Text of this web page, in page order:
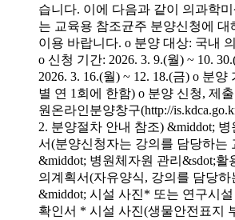
습니다. 이에 다음과 같이 의과학
는 교육용 참조균주 분양신청에 대
이용 바랍니다. o 분양 대상: 국내
o 신청 기간: 2026. 3. 9.(월) ~ 10.
2026. 3. 16.(월) ~ 12. 18.(금) o 분
별 연 1회에 한함) o 분양 신청, 제
원온라인분양창구(http://
2. 분양절차 안내 참조) &middot;
서(분양신청자는 강의를 담당하는
&middot; 병원체자원 관리&sdot;활
의계획서(자유양식, 강의를 담당하
&middot; 시설 사진* 또는 연구시
확인서 * 시설 사진(생물안전표지